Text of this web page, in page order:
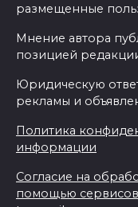
размещенные
Мнение автора
позицией
Юридическую
рекламы и
Политика
информации
Согласие на
помощью сервисов